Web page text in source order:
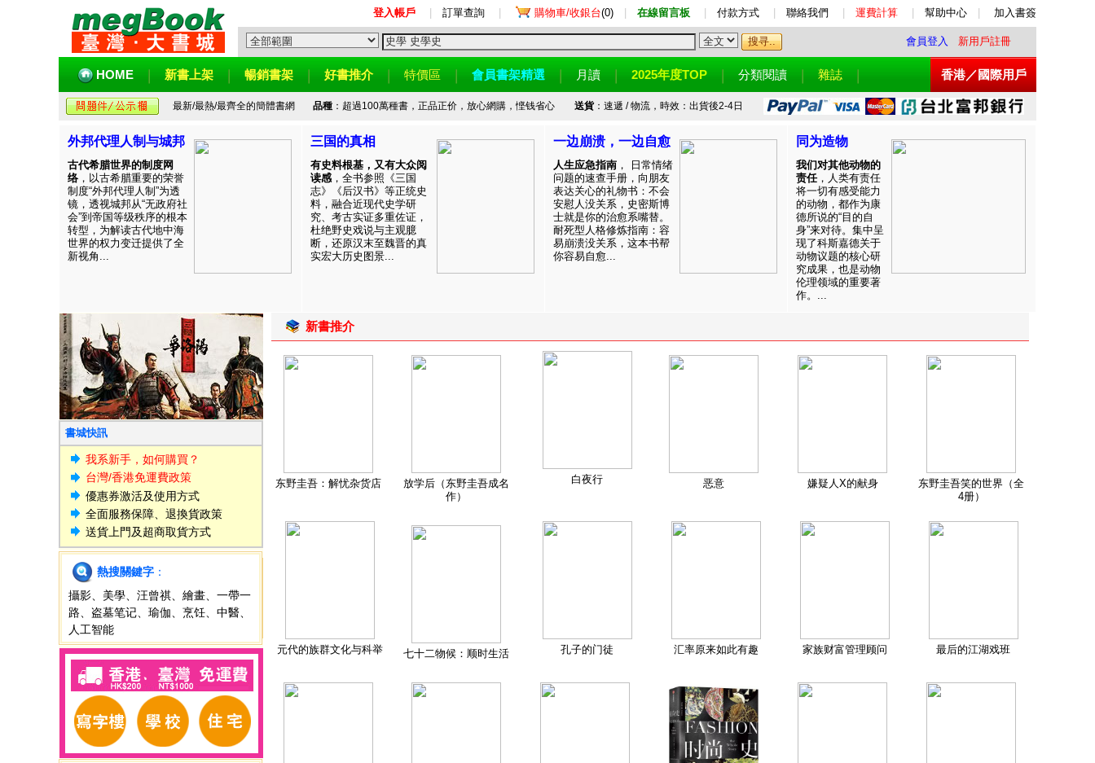
登入帳戶 訂單查詢 購物車/收銀台(0) 在線留言板 付款方式 聯絡我們 運費計算 幫助中心 加入書簽
會員登入 新用戶註冊
HOME 新書上架 暢銷書架 好書推介 特價區 會員書架精選 月讀 2025年度TOP 分類閱讀 雜誌 香港／國際用戶
最新/最熱/最齊全的簡體書網 品種：超過100萬種書，正品正价，放心網購，悭钱省心 送貨：速遞 / 物流，時效：出貨後2-4日
外邦代理人制与城邦
古代希腊世界的制度网
络 ，以古希腊重要的荣誉
制度“外邦代理人制”为透
镜，透视城邦从“无政府社
会”到帝国等级秩序的根本
转型，为解读古代地中海
世界的权力变迁提供了全
新视角...
三国的真相
有史料根基，又有大众阅
读感 ，全书参照《三国
志》《后汉书》等正统史
料，融合近现代史学研
究、考古实证多重佐证，
杜绝野史戏说与主观臆
断，还原汉末至魏晋的真
实宏大历史图景...
一边崩溃，一边自愈
人生应急指南 ， 日常情绪
问题的速查手册，向朋友
表达关心的礼物书：不会
安慰人没关系，史密斯博
士就是你的治愈系嘴替。
耐死型人格修炼指南：容
易崩溃没关系，这本书帮
你容易自愈...
同为造物
我们对其他动物的
责任，人类有责任
将一切有感受能力
的动物，都作为康
德所说的“目的自
身”来对待。集中呈
现了科斯嘉德关于
动物议题的核心研
究成果，也是动物
伦理领域的重要著
作。...
書城快訊
我系新手，如何購買？
台灣/香港免運費政策
優惠券激活及使用方式
全面服務保障、退換貨政策
送貨上門及超商取貨方式
熱搜關鍵字 ：
攝影
美學 汪曾祺 繪畫
一帶一
路
盗墓笔记 瑜伽 烹饪 中醫
人工智能
新書推介
东野圭吾：解忧杂货店
放学后（东野圭吾成名
作）
白夜行 恶意 嫌疑人X的献身
东野圭吾笑的世界（全
4册）
元代的族群文化与科举 七十二物候：顺时生活 孔子的门徒 汇率原来如此有趣 家族财富管理顾问 最后的江湖戏班